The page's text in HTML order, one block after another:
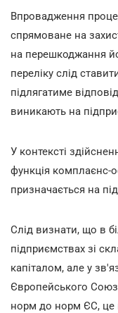
Впровадження
спрямоване на
на перешкоджання
переліку слід
підлягатиме
виникають на
У контексті
функція комплаєнс-
призначається на
Слід визнати, що в
підприємствах зі
капіталом, але у
Європейського
норм до норм ЄС, це